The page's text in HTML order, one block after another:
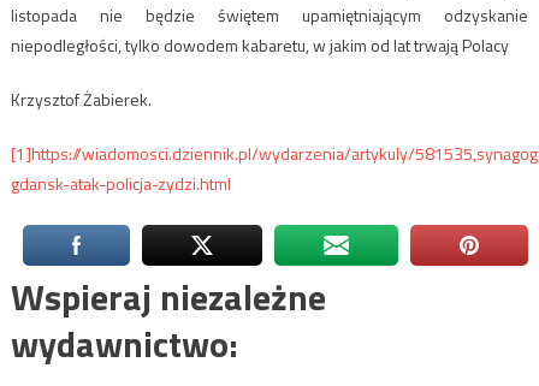
listopada nie będzie świętem upamiętniającym odzyskanie
niepodległości, tylko dowodem kabaretu, w jakim od lat trwają Polacy
Krzysztof Żabierek.
[1]https://wiadomosci.dziennik.pl/wydarzenia/artykuly/
gdansk-atak-policja-zydzi.html
Wspieraj niezależne
wydawnictwo: